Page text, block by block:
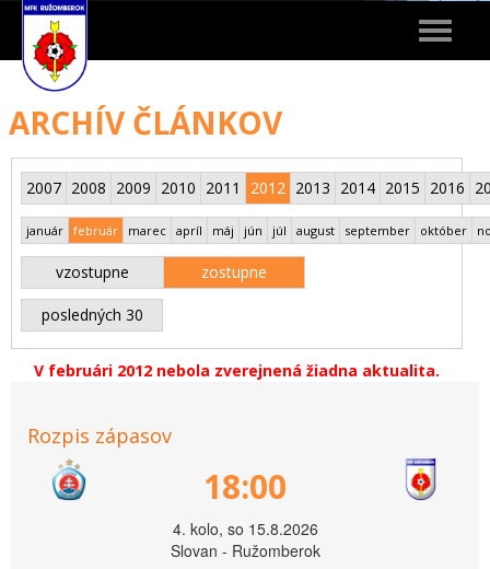
Toggle
ARCHÍV ČLÁNKOV
2007 2008 2009 2010 2011 2012 2013 2014 2015 2016
január február marec apríl máj jún júl august september október
vzostupne zostupne
posledných 30
V februári 2012 nebola zverejnená žiadna aktualita.
Rozpis zápasov
18:00
4. kolo, so 15.8.2026
Slovan - Ružomberok